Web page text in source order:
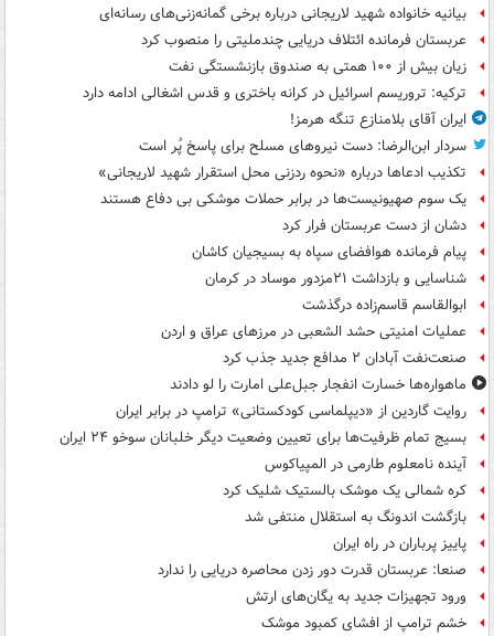
بیانیه خانواده شهید لاریجانی درباره برخی گمانه‌زنی‌های رسانه‌ای
عربستان فرمانده ائتلاف دریایی چندملیتی را منصوب کرد
زیان بیش از ۱۰۰ همتی به صندوق‌ بازنشستگی نفت
ترکیه: تروریسم اسرائیل در کرانه باختری و قدس اشغالی ادامه دارد
ایران آقای بلامنازع تنگه هرمز!
سردار ابن‌الرضا: دست نیروهای مسلح برای پاسخ پُر است
تکذیب ادعاها درباره «نحوه ردزنی محل استقرار شهید لاریجانی»
یک‌ سوم صهیونیست‌ها در برابر حملات موشکی بی دفاع هستند
دشان از دست عربستان فرار کرد
پیام فرمانده هوافضای سپاه به بسیجیان کاشان
شناسایی و بازداشت ۲۱مزدور موساد در کرمان
ابوالقاسم قاسم‌زاده درگذشت
عملیات امنیتی حشد الشعبی در مرزهای عراق و اردن
صنعت‌نفت آبادان ۲ مدافع جدید جذب کرد
ماهواره‌ها خسارت انفجار جبل‌علی امارت را لو دادند
روایت گاردین از «دیپلماسی کودکستانی» ترامپ در برابر ایران
بسیج تمام ظرفیت‌ها برای تعیین وضعیت دیگر خلبانان سوخو ۲۴ ایران
آینده نامعلوم طارمی در المپیاکوس
کره شمالی یک موشک بالستیک شلیک کرد
بازگشت اندونگ به استقلال منتفی شد
پاییز پرباران در راه ایران
صنعا: عربستان قدرت دور زدن محاصره دریایی را ندارد
ورود تجهیزات جدید به یگان‌های ارتش
خشم ترامپ از افشای کمبود موشک